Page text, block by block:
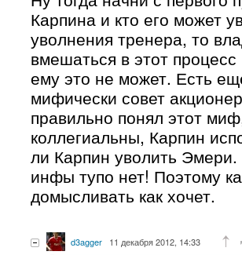
Карпина и кто его может
уволнения тренера, то
вмешаться в этот процесс
ему это не может. Есть
мифически совет
правильно понял этот
коллегиальны, Карпин
ли Карпин уволить
инфы тупо нет! Поэтому
домысливать как хочет.
d3agger 11 декабря 2012, 14:33